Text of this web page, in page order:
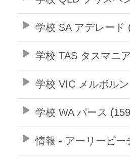
学校 SA アデレード
学校 TAS タスマニ
学校 VIC メルボル
学校 WA パース
情報 - アーリービー